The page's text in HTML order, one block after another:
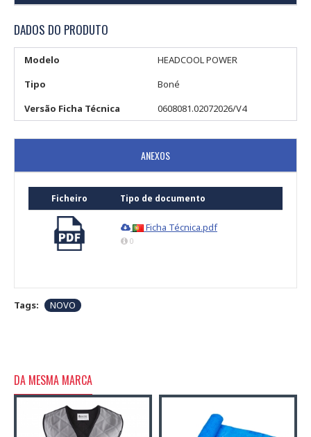
DADOS DO PRODUTO
Modelo
HEADCOOL POWER
Tipo
Boné
Versão Ficha Técnica
0608081.02072026/V4
ANEXOS
Ficheiro Tipo de documento
Ficha Técnica.pdf
0
Tags: NOVO
DA MESMA MARCA